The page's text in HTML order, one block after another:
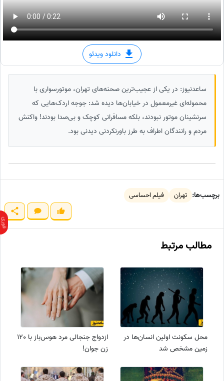
دانلود ویدئو
ساعدنیوز: در یکی از عجیب‌ترین صحنه‌های تهران، موتورسواری با
محموله‌ای غیرمعمول در خیابان‌ها دیده شد: جوجه اردک‌هایی که
سرنشینان موتور نبودند، بلکه مسافرانی کوچک و بی‌صدا بودند! واکنش
مردم و رانندگان اطراف به طرز باورنکردنی دیدنی بود.
برچسب‌ها: تهران فیلم احساسی
مطالب مرتبط
محل سکونت اولین انسان‌ها در
زمین مشخص شد
ازدواج جنجالی مرد هوس‌باز با 120
زن جوان!